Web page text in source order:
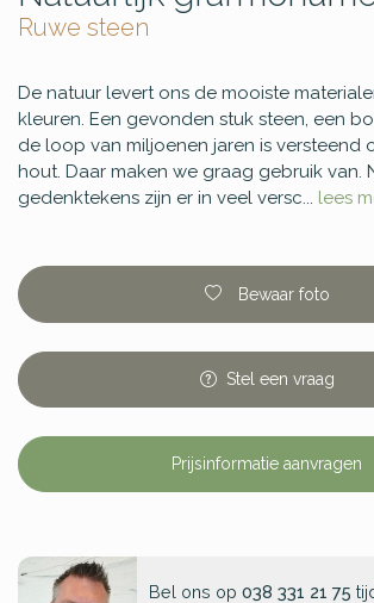
Ruwe steen
De natuur levert ons de mooiste
kleuren. Een gevonden stuk steen, een
de loop van miljoenen jaren is versteend
hout. Daar maken we graag gebruik van.
gedenktekens zijn er in veel versc... lees
Bewaar foto
Stel een vraag
Prijsinformatie aanvragen
Bel ons op 038 331 21 75